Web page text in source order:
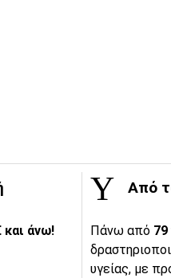
και άνω!
Από
Πάνω από 79
υγείας, με